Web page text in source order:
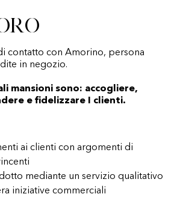
contatto con Amorino, persona
in negozio.
mansioni sono: accogliere,
e fidelizzare I clienti.
ai clienti con argomenti di
mediante un servizio qualitativo
iniziative commerciali